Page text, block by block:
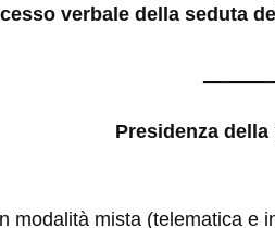
verbale della seduta
Presidenza
modalità mista (telematica e